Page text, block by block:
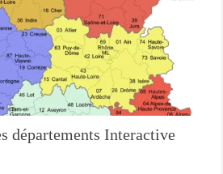
départements Interactive